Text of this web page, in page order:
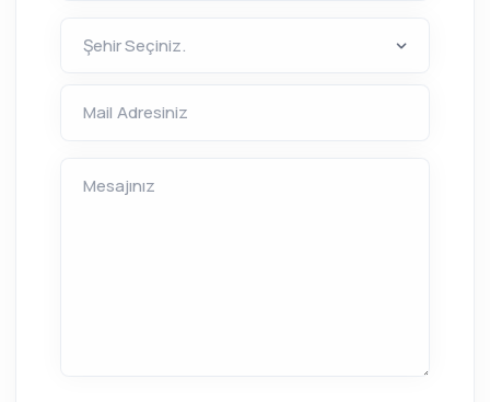
Mail Adresiniz
Mesajınız